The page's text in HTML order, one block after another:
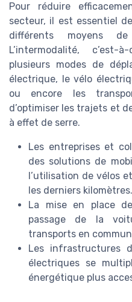
Pour réduire
secteur, il est essentiel
différents moyens
L’intermodalité,
plusieurs modes de
électrique, le vélo
ou encore les
d’optimiser les trajets et
à effet de serre.
Les entreprises et
des solutions de
l’utilisation de vélos
les derniers kilomètres.
La mise en place
passage de la
transports en
Les infrastructures
électriques se
énergétique plus